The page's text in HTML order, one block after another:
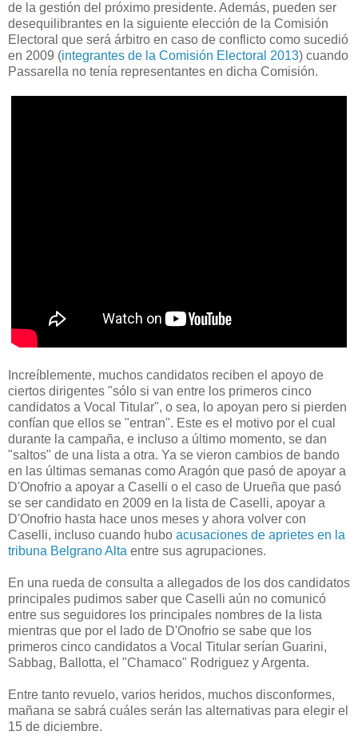
de la gestión del próximo presidente. Además, pueden ser
desequilibrantes en la siguiente elección de la Comisión
Electoral que será árbitro en caso de conflicto como sucedió
en 2009 (integrantes de la Comisión Electoral 2013) cuando
Passarella no tenía representantes en dicha Comisión.
Increíblemente, muchos candidatos reciben el apoyo de
ciertos dirigentes "sólo si van entre los primeros cinco
candidatos a Vocal Titular", o sea, lo apoyan pero si pierden
confían que ellos se "entran". Este es el motivo por el cual
durante la campaña, e incluso a último momento, se dan
"saltos" de una lista a otra. Ya se vieron cambios de bando
en las últimas semanas como Aragón que pasó de apoyar a
D'Onofrio a apoyar a Caselli o el caso de Urueña que pasó
se ser candidato en 2009 en la lista de Caselli, apoyar a
D'Onofrio hasta hace unos meses y ahora volver con
Caselli, incluso cuando hubo acusaciones de aprietes en la
tribuna Belgrano Alta entre sus agrupaciones.
En una rueda de consulta a allegados de los dos candidatos
principales pudimos saber que Caselli aún no comunicó
entre sus seguidores los principales nombres de la lista
mientras que por el lado de D'Onofrio se sabe que los
primeros cinco candidatos a Vocal Titular serían Guarini,
Sabbag, Ballotta, el "Chamaco" Rodriguez y Argenta.
Entre tanto revuelo, varios heridos, muchos disconformes,
mañana se sabrá cuáles serán las alternativas para elegir el
15 de diciembre.